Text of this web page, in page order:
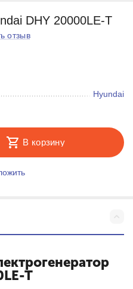
DHY 20000LE-T
отзыв
Hyundai
В корзину
T